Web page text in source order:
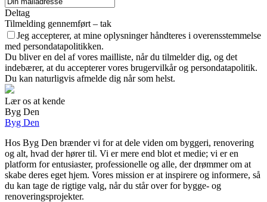
Deltag
Tilmelding gennemført – tak
Jeg accepterer, at mine oplysninger håndteres i overensstemmelse
med persondatapolitikken.
Du bliver en del af vores mailliste, når du tilmelder dig, og det
indebærer, at du accepterer vores brugervilkår og persondatapolitik.
Du kan naturligvis afmelde dig når som helst.
Lær os at kende
Byg Den
Byg Den
Hos Byg Den brænder vi for at dele viden om byggeri, renovering
og alt, hvad der hører til. Vi er mere end blot et medie; vi er en
platform for entusiaster, professionelle og alle, der drømmer om at
skabe deres eget hjem. Vores mission er at inspirere og informere, så
du kan tage de rigtige valg, når du står over for bygge- og
renoveringsprojekter.